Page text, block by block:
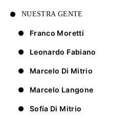
NUESTRA GENTE
Franco Moretti
Leonardo Fabiano
Marcelo Di Mitrio
Marcelo Langone
Sofía Di Mitrio